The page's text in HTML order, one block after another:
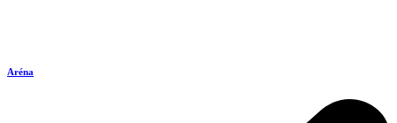
Aréna